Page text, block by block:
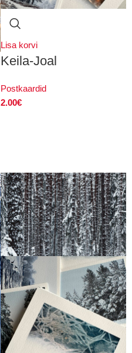
Lisa korvi
Keila-Joal
Postkaardid
2.00€